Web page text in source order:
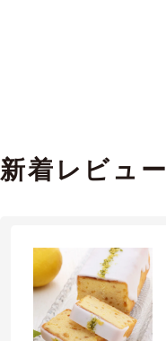
新着レビュー